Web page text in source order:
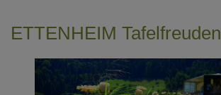
ETTENHEIM Tafelfreuden